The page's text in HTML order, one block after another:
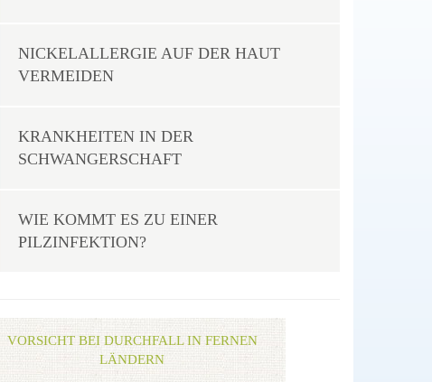
NICKELALLERGIE AUF DER HAUT
VERMEIDEN
KRANKHEITEN IN DER
SCHWANGERSCHAFT
WIE KOMMT ES ZU EINER
PILZINFEKTION?
VORSICHT BEI DURCHFALL IN FERNEN
LÄNDERN